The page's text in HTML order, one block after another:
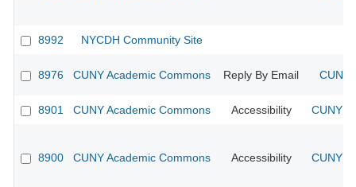
8992 NYCDH Community Site
8976 CUNY Academic Commons Reply By Email CUNY
8901 CUNY Academic Commons Accessibility CUNY
8900 CUNY Academic Commons Accessibility CUNY